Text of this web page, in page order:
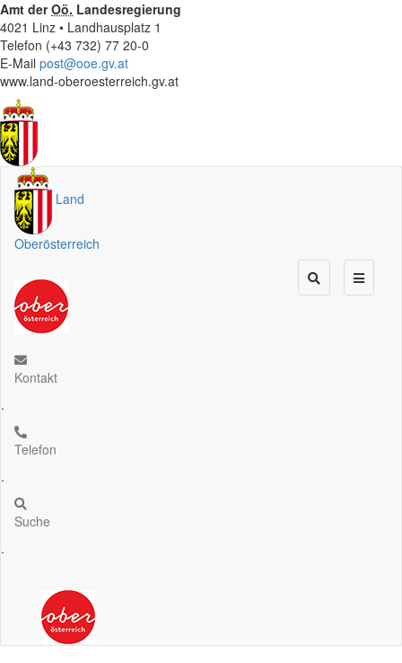
Amt derOö. Landesregierung
4021 Linz • Landhausplatz 1
Telefon (+43 732) 77 20-0
E-Mail post@ooe.gv.at
www.land-oberoesterreich.gv.at
Land
Oberösterreich
Kontakt
.
Telefon
.
Suche
.